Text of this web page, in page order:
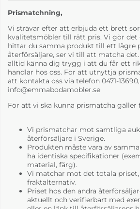
Prismatchning,
Vi strävar efter att erbjuda ett brett
kvalitetsmöbler till rätt pris. Vi gör det
hittar du samma produkt till ett lägre
återförsäljare, ser vi till att matcha det.
alltid känna dig trygg i att du får ett
handlar hos oss. För att utnyttja
att kontakta oss via telefon 0471-
info@emmabodamobler.se
För att vi ska kunna prismatcha gäller
Vi prismatchar mot samtliga
återförsäljare i Sverige.
Produkten måste vara av
ha identiska specifikationer
material, färg).
Vi matchar mot det totala
fraktalternativ.
Priset hos den andra
aktuellt och verifierbart med